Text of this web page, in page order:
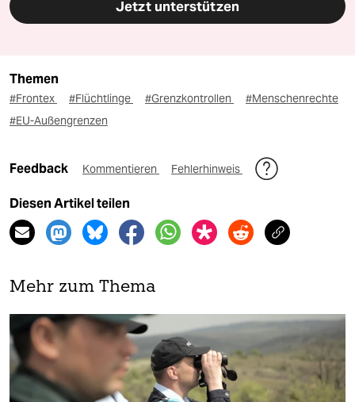
Jetzt unterstützen
Themen
#Frontex #Flüchtlinge #Grenzkontrollen
#Menschenrechte
#EU-Außengrenzen
Feedback Kommentieren Fehlerhinweis
Diesen Artikel teilen
Mehr zum Thema